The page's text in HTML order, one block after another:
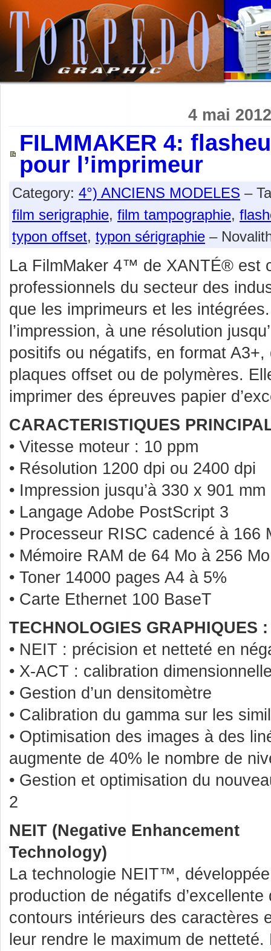
4 mai 2012
FILMMAKER 4:
pour l’imprimeur
Category: 4°) ANCIENS MODELES –
film serigraphie, film tampographie,
typon offset, typon sérigraphie –
La FilmMaker 4™ de XANTÉ® est
professionnels du secteur des
que les imprimeurs et les
l’impression, à une résolution
positifs ou négatifs, en format A3+,
plaques offset ou de polymères.
imprimer des épreuves papier
CARACTERISTIQUES
• Vitesse moteur : 10 ppm
• Résolution 1200 dpi ou 2400 dpi
• Impression jusqu’à 330 x 901 mm
• Langage Adobe PostScript 3
• Processeur RISC cadencé à 166
• Mémoire RAM de 64 Mo à 256 Mo
• Toner 14000 pages A4 à 5%
• Carte Ethernet 100 BaseT
TECHNOLOGIES GRAPHIQUES :
• NEIT : précision et netteté en
• X-ACT : calibration
• Gestion d’un densitomètre
• Calibration du gamma sur les
• Optimisation des images à des
augmente de 40% le nombre de
• Gestion et optimisation du
2
NEIT (Negative Enhancement
Technology)
La technologie NEIT™,
production de négatifs
contours intérieurs des caractères
leur rendre le maximum de